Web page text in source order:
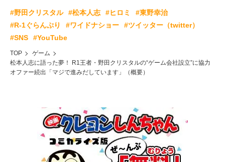
#野田クリスタル #松本人志 #ヒロミ
#東野幸治
#R-1ぐらんぷり
#ワイドナショー
#ツイッター（twitter）
#SNS
#YouTube
TOP
ゲーム
松本人志に語った夢！ R1王者・野田クリスタルの“ゲーム会社設立”に協力
オファー続出「マジで進みだしています」（概要）